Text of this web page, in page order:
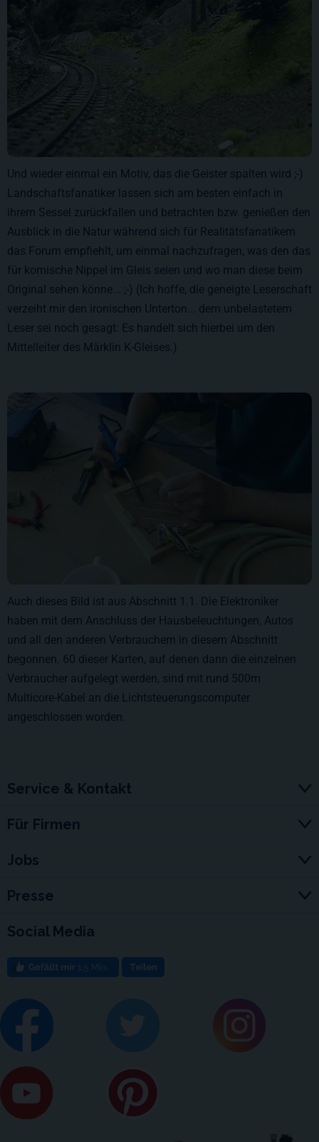
Und wieder einmal ein Motiv, das die Geister spalten wird ;-)
Landschaftsfanatiker lassen sich am besten einfach in
ihrem Sessel zurückfallen und betrachten bzw. genießen den
Ausblick in die Natur während sich für Realitätsfanatikern
das Forum empfiehlt, um einmal nachzufragen, was den das
für komische Nippel im Gleis seien und wo man diese beim
Original sehen könne... ;-) (Ich hoffe, die geneigte Leserschaft
verzeiht mir den ironischen Unterton... dem unbelastetem
Leser sei noch gesagt: Es handelt sich hierbei um den
Mittelleiter des Märklin K-Gleises.)
Auch dieses Bild ist aus Abschnitt 1.1. Die Elektroniker
haben mit dem Anschluss der Hausbeleuchtungen, Autos
und all den anderen Verbrauchern in diesem Abschnitt
begonnen. 60 dieser Karten, auf denen dann die einzelnen
Verbraucher aufgelegt werden, sind mit rund 500m
Multicore-Kabel an die Lichtsteuerungscomputer
angeschlossen worden.
Service & Kontakt
Für Firmen
Jobs
Presse
Social Media